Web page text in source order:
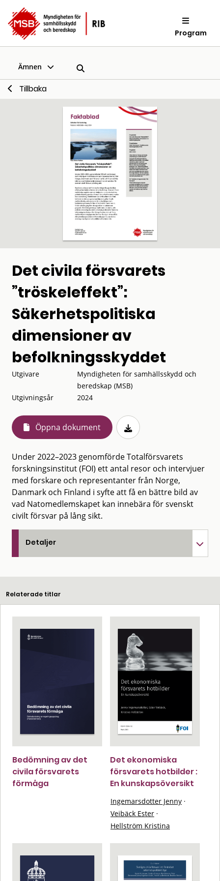
Program
Ämnen
Tillbaka
Det civila försvarets
”tröskeleffekt”:
Säkerhetspolitiska
dimensioner av
befolkningsskyddet
Utgivare
Myndigheten för samhällsskydd och
beredskap (MSB)
Utgivningsår
2024
Öppna dokument
Under 2022–2023 genomförde Totalförsvarets
forskningsinstitut (FOI) ett antal resor och intervjuer
med forskare och representanter från Norge,
Danmark och Finland i syfte att få en bättre bild av
vad Natomedlemskapet kan innebära för svenskt
civilt försvar på lång sikt.
Detaljer
Relaterade titlar
Bedömning av det
civila försvarets
förmåga
Det ekonomiska
försvarets hotbilder :
En kunskapsöversikt
Ingemarsdotter Jenny ·
Veibäck Ester ·
Hellström Kristina